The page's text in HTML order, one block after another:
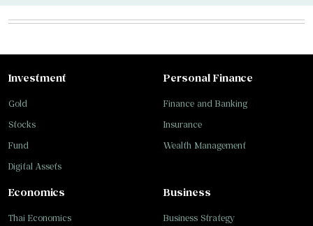
Investment
Gold
Stocks
Fund
Digital Assets
Personal Finance
Finance and Banking
Insurance
Wealth Management
Business
Business Strategy
Economics
Thai Economics